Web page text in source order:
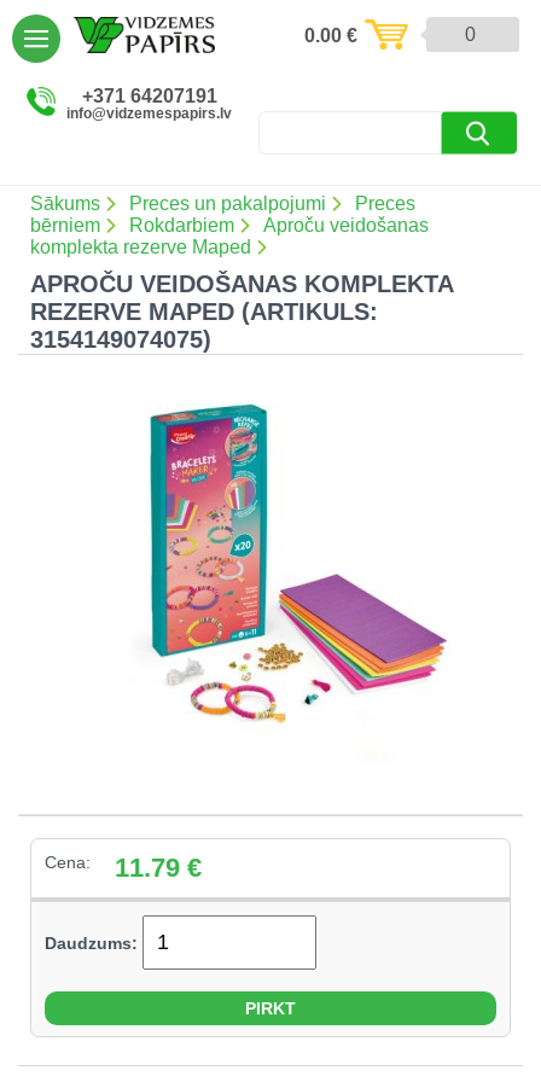
+371 64207191
info@vidzemespapirs.lv
0
0.00€
Sākums Preces un pakalpojumi
Preces
bērniem
Rokdarbiem
Aproču veidošanas
komplekta rezerve Maped
APROČU VEIDOŠANAS KOMPLEKTA
REZERVE MAPED (ARTIKULS:
3154149074075)
Cena: 11.79 €
Daudzums:
AIZVĒRT
Atlaides (12)
Ielogoties
Reģistrēties